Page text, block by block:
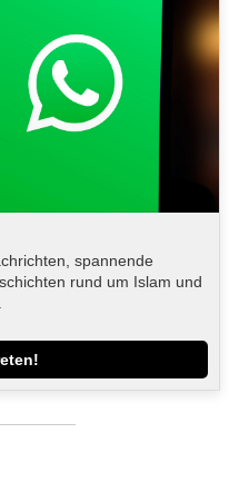
spannende
rund um Islam und